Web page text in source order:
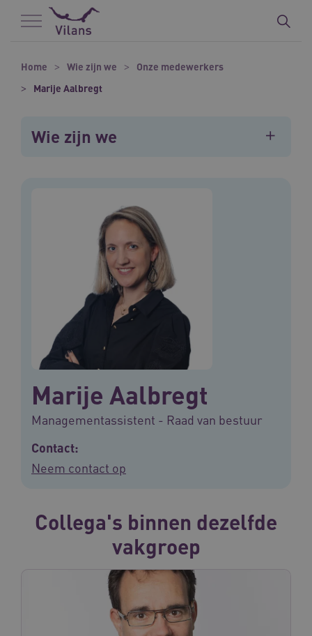
Naar hoofdinhoud
Naar footer
Home Wie zijn we
Onze medewerkers
Marije Aalbregt
Wie zijn we
Marije Aalbregt
Managementassistent - Raad van bestuur
Contact:
Neem contact op
Collega's binnen dezelfde
vakgroep